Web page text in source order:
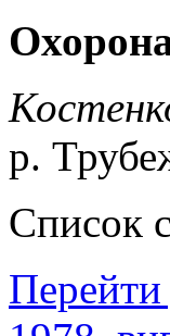
р.
Список
Перейти